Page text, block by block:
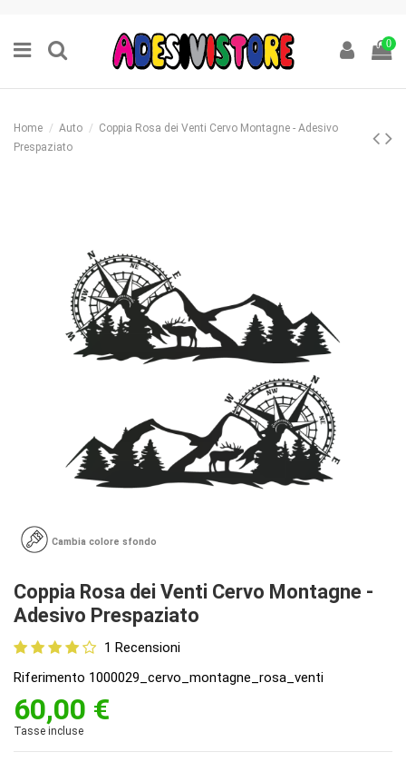
0
Home Auto
Coppia Rosa dei Venti Cervo Montagne - Adesivo
Prespaziato
Cambia colore sfondo
Coppia Rosa dei Venti Cervo Montagne -
Adesivo Prespaziato
1 Recensioni
Riferimento 1000029_cervo_montagne_rosa_venti
60,00 €
Tasse incluse